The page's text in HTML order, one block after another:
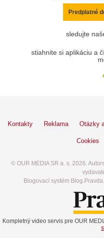
Predplatné
sledujte
stiahnite si aplikáciu a
Kontakty Reklama Otázky
Cookies
© OUR MEDIA SR a. s. 2026.
Blogovací systém
Kompletný video servis pre OUR